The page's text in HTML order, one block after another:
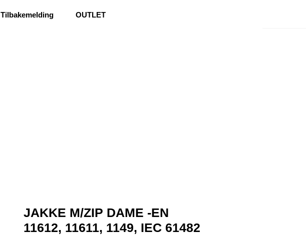
Tilbakemelding OUTLET
JAKKE M/ZIP DAME -EN
11612, 11611, 1149, IEC 61482